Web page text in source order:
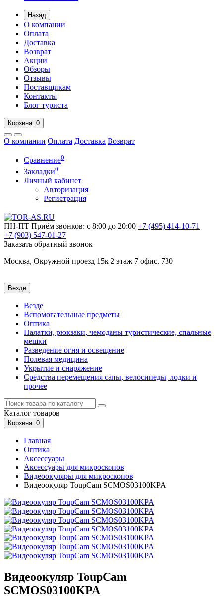
Назад
О компании
Оплата
Доставка
Возврат
Акции
Обзоры
Отзывы
Поставщикам
Контакты
Блог туриста
Корзина: 0
О компании Оплата Доставка Возврат
Сравнение0
Закладки0
Личный кабинет
Авторизация
Регистрация
ПН-ПТ Приём звонков: с 8:00 до 20:00 +7 (495) 414-10-71
+7 (903) 547-01-27
Заказать обратный звонок
Москва, Окружной проезд 15к 2 этаж 7 офис. 730
Везде
Везде
Вспомогательные предметы
Оптика
Палатки, рюкзаки, чемоданы туристические, спальные
мешки
Разведение огня и освещение
Полевая медицина
Укрытие и снаряжение
Средства перемещения сапы, велосипеды, лодки и
прочее
Каталог товаров
Корзина: 0
Главная
Оптика
Аксессуары
Аксессуары для микроскопов
Видеоокуляры для микроскопов
Видеоокуляр ToupCam SCMOS03100KPA
Видеоокуляр ToupCam
SCMOS03100KPA